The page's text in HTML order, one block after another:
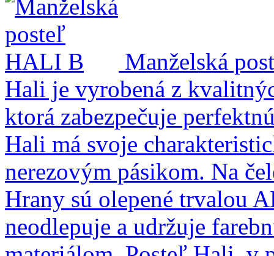
Manželská
Hali je vyrobená z
ktorá zabezpečuje
Hali má svoje
nerezovým pásikom. Na
Hrany sú olepené trvalou
neodlepuje a udržuje